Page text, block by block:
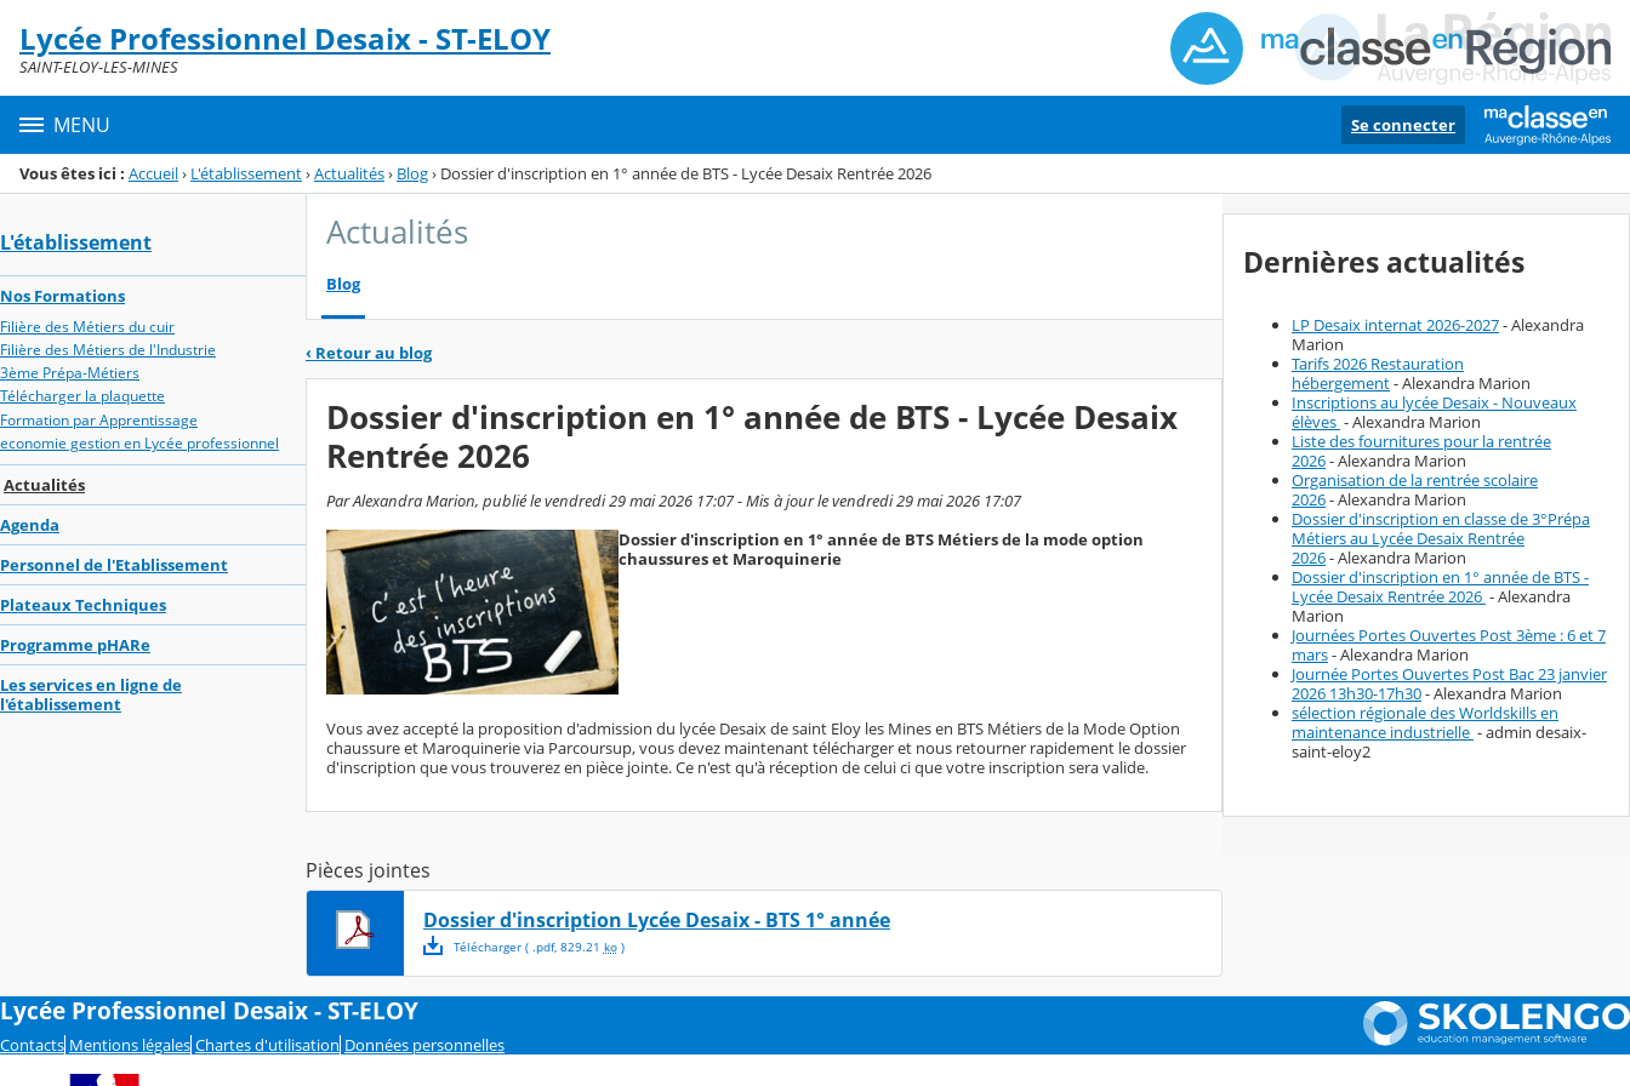
Menu de la rubrique
Contenu
Lycée Professionnel Desaix - ST-ELOY
SAINT-ELOY-LES-MINES
MENU Se connecter
Vous êtes ici : Accueil› L'établissement›Actualités› Blog› Dossier d'inscription en 1° année de BTS - Lycée Desaix Rentrée 2026
L'établissement
Nos Formations
Filière des Métiers du cuir
Filière des Métiers de l'Industrie
3ème Prépa-Métiers
Télécharger la plaquette
Formation par Apprentissage
economie gestion en Lycée professionnel
Actualités
Agenda
Personnel de l'Etablissement
Plateaux Techniques
Programme pHARe
Les services en ligne de
l'établissement
Actualités
Blog
‹ Retour au blog
Dossier d'inscription en 1° année de BTS - Lycée Desaix
Rentrée 2026
Par Alexandra Marion, publié le vendredi 29 mai 2026 17:07 - Mis à jour le vendredi 29 mai 2026 17:07
Dossier d'inscription en 1° année de BTS Métiers de la mode option
chaussures et Maroquinerie
Vous avez accepté la proposition d'admission du lycée Desaix de saint Eloy les Mines en BTS Métiers de la Mode Option
chaussure et Maroquinerie via Parcoursup, vous devez maintenant télécharger et nous retourner rapidement le dossier
d'inscription que vous trouverez en pièce jointe. Ce n'est qu'à réception de celui ci que votre inscription sera valide.
Pièces jointes
Dossier d'inscription Lycée Desaix - BTS 1° année
Télécharger( .pdf, 829.21 ko)
Dernières actualités
LP Desaix internat 2026-2027- Alexandra
Marion
Tarifs 2026 Restauration
hébergement- Alexandra Marion
Inscriptions au lycée Desaix - Nouveaux
élèves - Alexandra Marion
Liste des fournitures pour la rentrée
2026- Alexandra Marion
Organisation de la rentrée scolaire
2026- Alexandra Marion
Dossier d'inscription en classe de 3°Prépa
Métiers au Lycée Desaix Rentrée
2026- Alexandra Marion
Dossier d'inscription en 1° année de BTS -
Lycée Desaix Rentrée 2026 - Alexandra
Marion
Journées Portes Ouvertes Post 3ème : 6 et 7
mars- Alexandra Marion
Journée Portes Ouvertes Post Bac 23 janvier
2026 13h30-17h30- Alexandra Marion
sélection régionale des Worldskills en
maintenance industrielle - admin desaix-
saint-eloy2
Lycée Professionnel Desaix - ST-ELOY
Contacts Mentions légales Chartes d'utilisation Données personnelles